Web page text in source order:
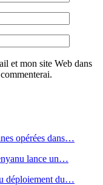
et mon site Web dans
opérées dans…
lance un…
déploiement du…